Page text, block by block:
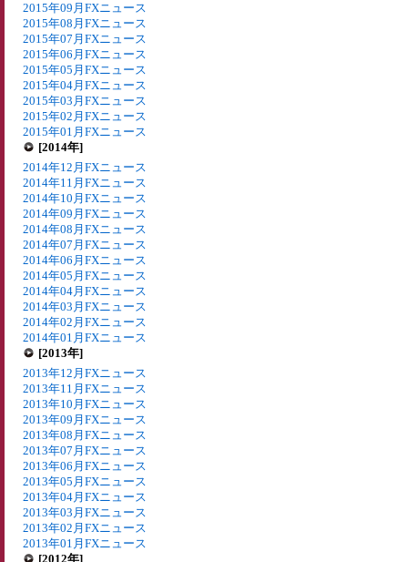
2015年09月FXニュース
2015年08月FXニュース
2015年07月FXニュース
2015年06月FXニュース
2015年05月FXニュース
2015年04月FXニュース
2015年03月FXニュース
2015年02月FXニュース
2015年01月FXニュース
[2014年]
2014年12月FXニュース
2014年11月FXニュース
2014年10月FXニュース
2014年09月FXニュース
2014年08月FXニュース
2014年07月FXニュース
2014年06月FXニュース
2014年05月FXニュース
2014年04月FXニュース
2014年03月FXニュース
2014年02月FXニュース
2014年01月FXニュース
[2013年]
2013年12月FXニュース
2013年11月FXニュース
2013年10月FXニュース
2013年09月FXニュース
2013年08月FXニュース
2013年07月FXニュース
2013年06月FXニュース
2013年05月FXニュース
2013年04月FXニュース
2013年03月FXニュース
2013年02月FXニュース
2013年01月FXニュース
[2012年]